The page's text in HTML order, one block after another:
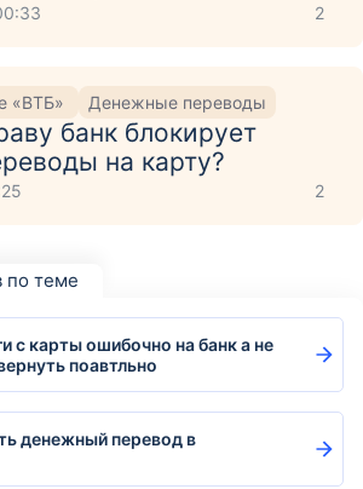
2
«ВТБ» Денежные переводы
банк блокирует
на карту?
2
по теме
с карты ошибочно на банк а не
поавтльно
денежный перевод в